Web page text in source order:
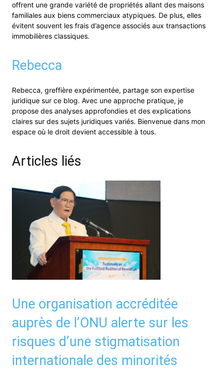
offrent une grande variété de propriétés allant des maisons
familiales aux biens commerciaux atypiques. De plus, elles
évitent souvent les frais d’agence associés aux transactions
immobilières classiques.
Rebecca
Rebecca, greffière expérimentée, partage son expertise
juridique sur ce blog. Avec une approche pratique, je
propose des analyses approfondies et des explications
claires sur des sujets juridiques variés. Bienvenue dans mon
espace où le droit devient accessible à tous.
Articles liés
Une organisation accréditée
auprès de l’ONU alerte sur les
risques d’une stigmatisation
internationale des minorités